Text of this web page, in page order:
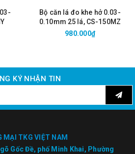
Bộ căn lá đo khe hở 0.03-
0.10mm 25 lá, CS-150MZ
980.000₫
KÝ NHẬN TIN
MẠI TKG VIỆT NAM
Gốc Đề, phố Minh Khai, Phường